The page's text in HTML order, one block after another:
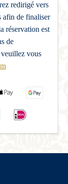
redirigé vers
afin de finaliser
réservation est
de
vous